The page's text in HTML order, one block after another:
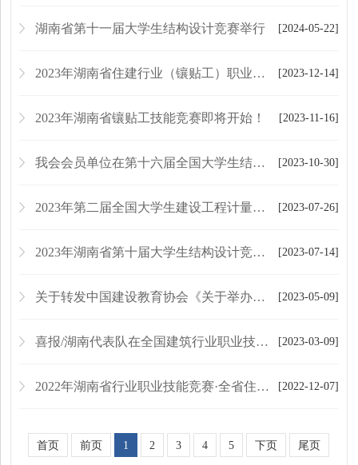
[2024-05-22]
湖南省第十一届大学生结构设计竞赛举行
[2023-12-14]
2023年湖南省住建行业（镶贴工）职业技能竞赛圆满落幕
[2023-11-16]
2023年湖南省镶贴工技能竞赛即将开始！
[2023-10-30]
我会会员单位在第十六届全国大学生结构设计竞赛中荣获佳绩
[2023-07-26]
2023年第二届全国大学生建设工程计量与支付技能竞赛指导教师培训班 开班仪式顺利举行
[2023-07-14]
2023年湖南省第十届大学生结构设计竞赛暨第十六届全国大学生结构设计竞赛分区赛圆满落幕
[2023-05-09]
关于转发中国建设教育协会《关于举办“2023年第二届全国大学生建设工程计量与支付技能竞赛”的通知》的通知
[2023-03-09]
喜报/湖南代表队在全国建筑行业职业技能竞赛 建筑信息模型技术员(工程管理)总决赛中喜获佳绩
[2022-12-07]
2022年湖南省行业职业技能竞赛·全省住建行业（钢筋工） 职业技能竞赛在长沙成功举办
首页 前页 1 2 3 4 5 下页 尾页